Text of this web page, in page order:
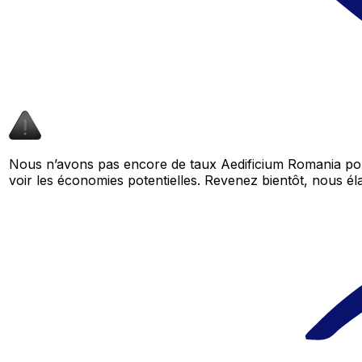
Nous n’avons pas encore de taux Aedificium Romania
voir les économies potentielles. Revenez bientôt, nous